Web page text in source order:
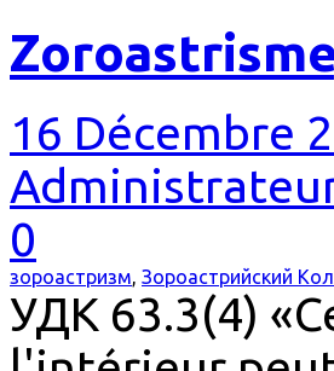
16 Décembre
0
зороастризм, Зороастрийский
УДК 63.3(4)